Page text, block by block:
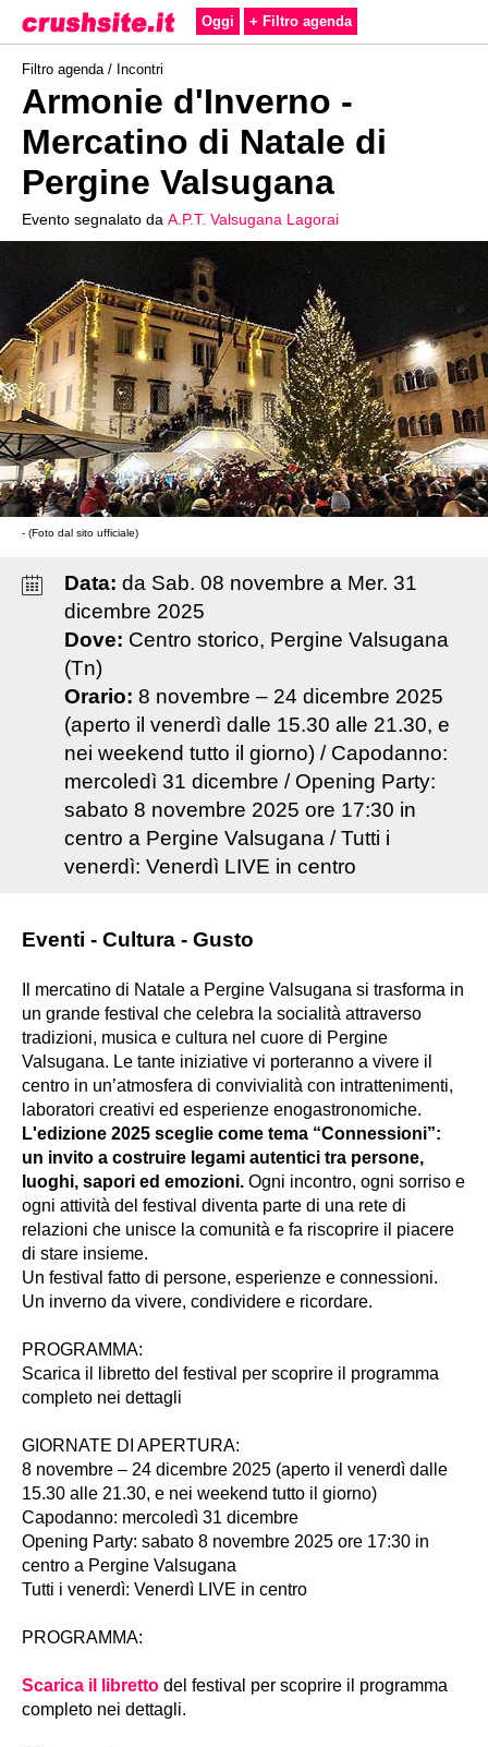
Oggi + Filtro agenda
Filtro agenda / Incontri
Armonie d'Inverno -
Mercatino di Natale di
Pergine Valsugana
Evento segnalato da A.P.T. Valsugana Lagorai
- (Foto dal sito ufficiale)
Data: da Sab. 08 novembre a Mer. 31
dicembre 2025
Dove: Centro storico, Pergine Valsugana
(Tn)
Orario: 8 novembre – 24 dicembre 2025
(aperto il venerdì dalle 15.30 alle 21.30, e
nei weekend tutto il giorno) / Capodanno:
mercoledì 31 dicembre / Opening Party:
sabato 8 novembre 2025 ore 17:30 in
centro a Pergine Valsugana / Tutti i
venerdì: Venerdì LIVE in centro
Eventi - Cultura - Gusto
Il mercatino di Natale a Pergine Valsugana si trasforma in
un grande festival che celebra la socialità attraverso
tradizioni, musica e cultura nel cuore di Pergine
Valsugana. Le tante iniziative vi porteranno a vivere il
centro in un’atmosfera di convivialità con intrattenimenti,
laboratori creativi ed esperienze enogastronomiche.
L'edizione 2025 sceglie come tema “Connessioni”:
un invito a costruire legami autentici tra persone,
luoghi, sapori ed emozioni. Ogni incontro, ogni sorriso e
ogni attività del festival diventa parte di una rete di
relazioni che unisce la comunità e fa riscoprire il piacere
di stare insieme.
Un festival fatto di persone, esperienze e connessioni.
Un inverno da vivere, condividere e ricordare.
PROGRAMMA:
Scarica il libretto del festival per scoprire il programma
completo nei dettagli
GIORNATE DI APERTURA:
8 novembre – 24 dicembre 2025 (aperto il venerdì dalle
15.30 alle 21.30, e nei weekend tutto il giorno)
Capodanno: mercoledì 31 dicembre
Opening Party: sabato 8 novembre 2025 ore 17:30 in
centro a Pergine Valsugana
Tutti i venerdì: Venerdì LIVE in centro
PROGRAMMA:
Scarica il libretto del festival per scoprire il programma
completo nei dettagli.